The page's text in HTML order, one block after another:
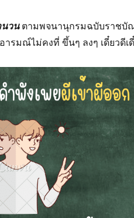
วนตามพจนานุกรมฉบับราชบั
ารมณ์ไม่คงที่ ขึ้นๆ ลงๆ เดี๋ยวดีเ